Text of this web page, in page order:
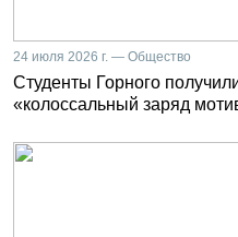
24 июля 2026 г. — Общество
Студенты Горного
«колоссальный заряд